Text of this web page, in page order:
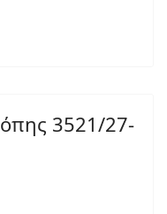
3521/27-